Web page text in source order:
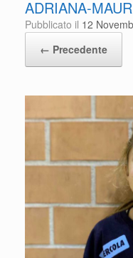
ADRIANA-
Pubblicato il 12
← Precedente